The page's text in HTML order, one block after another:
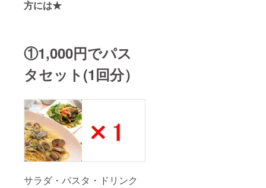
方には★
①1,000円でパス
タセット(1回分）
サラダ・パスタ・ドリンク